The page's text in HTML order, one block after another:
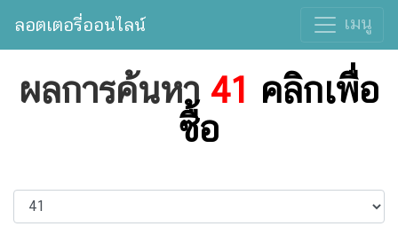
ลอตเตอรี่ออนไลน์ เมนู
ผลการค้นหา 41 คลิกเพื่อ
ซื้อ